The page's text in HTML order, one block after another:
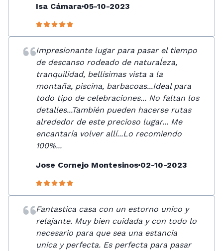
Isa Cámara 05-10-2023
Impresionante lugar para pasar el tiempo
de descanso rodeado de naturaĺeza,
tranquilidad, bellísimas vista a la
montaña, piscina, barbacoas...Ideal para
todo tipo de celebraciones... No faltan los
detalles...También pueden hacerse rutas
alrededor de este precioso lugar... Me
encantaría volver allí...Lo recomiendo
100%...
Jose Cornejo Montesinos 02-10-2023
Fantastica casa con un estorno unico y
relajante. Muy bien cuidada y con todo lo
necesario para que sea una estancia
unica y perfecta. Es perfecta para pasar